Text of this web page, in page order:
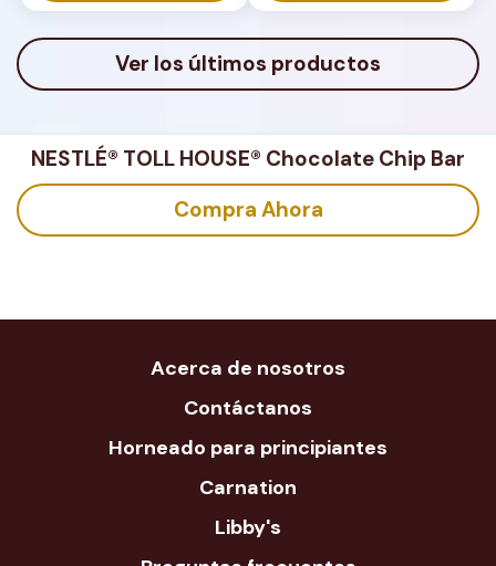
Ver los últimos productos
NESTLÉ® TOLL HOUSE® Chocolate Chip Bar
Compra Ahora
Acerca de nosotros
Contáctanos
Horneado para principiantes
Carnation
Libby's